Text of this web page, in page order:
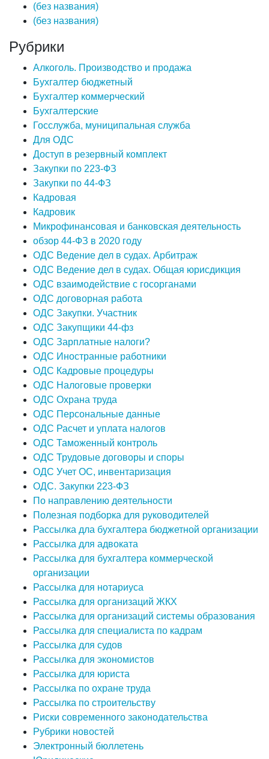
(без названия)
(без названия)
Рубрики
Алкоголь. Производство и продажа
Бухгалтер бюджетный
Бухгалтер коммерческий
Бухгалтерские
Госслужба, муниципальная служба
Для ОДС
Доступ в резервный комплект
Закупки по 223-ФЗ
Закупки по 44-ФЗ
Кадровая
Кадровик
Микрофинансовая и банковская деятельность
обзор 44-ФЗ в 2020 году
ОДС Ведение дел в судах. Арбитраж
ОДС Ведение дел в судах. Общая юрисдикция
ОДС взаимодействие с госорганами
ОДС договорная работа
ОДС Закупки. Участник
ОДС Закупщики 44-фз
ОДС Зарплатные налоги?
ОДС Иностранные работники
ОДС Кадровые процедуры
ОДС Налоговые проверки
ОДС Охрана труда
ОДС Персональные данные
ОДС Расчет и уплата налогов
ОДС Таможенный контроль
ОДС Трудовые договоры и споры
ОДС Учет ОС, инвентаризация
ОДС. Закупки 223-ФЗ
По направлению деятельности
Полезная подборка для руководителей
Рассылка дла бухгалтера бюджетной организации
Рассылка для адвоката
Рассылка для бухгалтера коммерческой
организации
Рассылка для нотариуса
Рассылка для организаций ЖКХ
Рассылка для организаций системы образования
Рассылка для специалиста по кадрам
Рассылка для судов
Рассылка для экономистов
Рассылка для юриста
Рассылка по охране труда
Рассылка по строительству
Риски современного законодательства
Рубрики новостей
Электронный бюллетень